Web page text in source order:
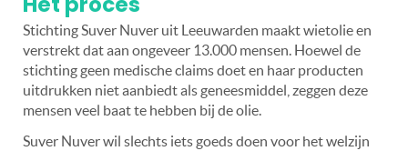
Stichting Suver Nuver uit Leeuwarden maakt wietolie en
verstrekt dat aan ongeveer 13.000 mensen. Hoewel de
stichting geen medische claims doet en haar producten
uitdrukken niet aanbiedt als geneesmiddel, zeggen deze
mensen veel baat te hebben bij de olie.
Suver Nuver wil slechts iets goeds doen voor het welzijn